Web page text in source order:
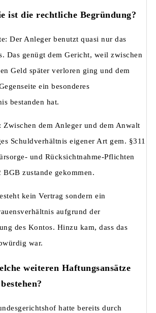
ist die rechtliche Begründung?
Der Anleger benutzt quasi nur das
Das genügt dem Gericht, weil zwischen
Geld später verloren ging und dem
ein besonderes
bestanden hat.
Zwischen dem Anleger und dem Anwalt
Schuldverhältnis eigener Art gem. §311
und Rücksichtnahme-Pflichten
zustande gekommen.
kein Vertrag sondern ein
aufgrund der
des Kontos. Hinzu kam, dass das
war.
weiteren Haftungsansätze
hatte bereits durch